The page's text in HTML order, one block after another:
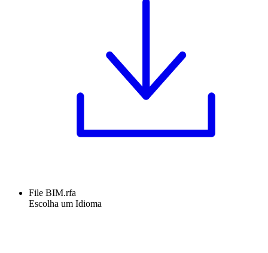
File BIM.rfa
Escolha um Idioma